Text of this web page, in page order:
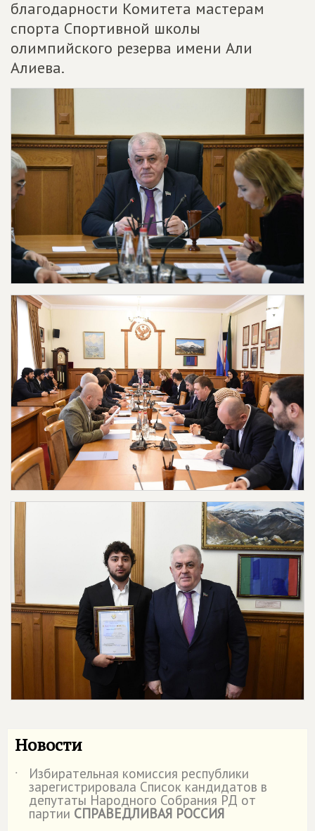
благодарности Комитета мастерам
спорта Спортивной школы
олимпийского резерва имени Али
Алиева.
Новости
˙ Избирательная комиссия республики
зарегистрировала Список кандидатов в
депутаты Народного Собрания РД от
партии СПРАВЕДЛИВАЯ РОССИЯ